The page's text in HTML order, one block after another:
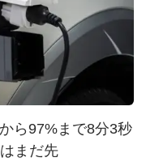
ら97%まで8分3秒
まだ先